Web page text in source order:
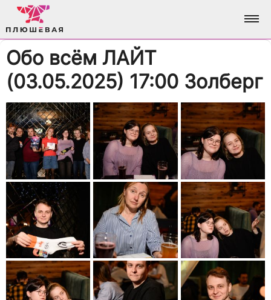
ФОТО
АЛЬБОМЫ
ВСЕ ФОТО
О НАС
АНАЛИТИКА
ДОСТИЖЕНИЯ
БРЕНДИНГ
ВХОД / РЕГИСТРАЦИЯ
Обо всём ЛАЙТ
(03.05.2025) 17:00 Золберг